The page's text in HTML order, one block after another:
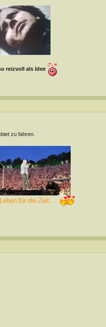
reizvoll als Idee
zu fahren.
für die Zeit....